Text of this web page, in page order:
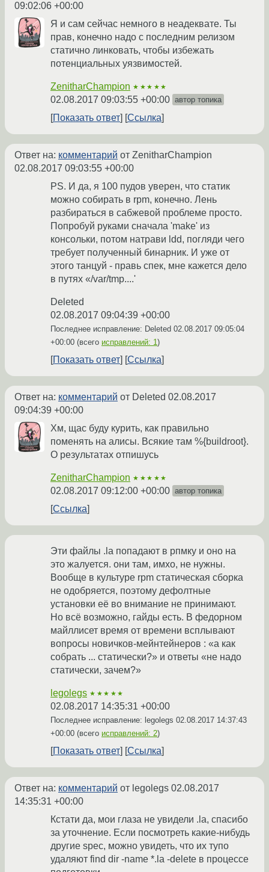
09:02:06 +00:00
Я и сам сейчас немного в неадеквате. Ты
прав, конечно надо с последним релизом
статично линковать, чтобы избежать
потенциальных уязвимостей.
ZenitharChampion ★★★★★
02.08.2017 09:03:55 +00:00 автор топика
Показать ответ Ссылка
Ответ на: комментарий от ZenitharChampion
02.08.2017 09:03:55 +00:00
PS. И да, я 100 пудов уверен, что статик
можно собирать в rpm, конечно. Лень
разбираться в сабжевой проблеме просто.
Попробуй руками сначала 'make' из
консольки, потом натрави ldd, погляди чего
требует полученный бинарник. И уже от
этого танцуй - правь спек, мне кажется дело
в путях «/var/tmp....'
Deleted
02.08.2017 09:04:39 +00:00
Последнее исправление: Deleted 02.08.2017 09:05:04
+00:00 (всего исправлений: 1)
Показать ответ Ссылка
Ответ на: комментарий от Deleted 02.08.2017
09:04:39 +00:00
Хм, щас буду курить, как правильно
поменять на алисы. Всякие там %{buildroot}.
О результатах отпишусь
ZenitharChampion ★★★★★
02.08.2017 09:12:00 +00:00 автор топика
Ссылка
Эти файлы .la попадают в рпмку и оно на
это жалуется. они там, имхо, не нужны.
Вообще в культуре rpm статическая сборка
не одобряется, поэтому дефолтные
установки её во внимание не принимают.
Но всё возможно, гайды есть. В федорном
майллисет время от времени всплывают
вопросы новичков-мейнтейнеров : «а как
собрать ... статически?» и ответы «не надо
статически, зачем?»
legolegs ★★★★★
02.08.2017 14:35:31 +00:00
Последнее исправление: legolegs 02.08.2017 14:37:43
+00:00 (всего исправлений: 2)
Показать ответ Ссылка
Ответ на: комментарий от legolegs 02.08.2017
14:35:31 +00:00
Кстати да, мои глаза не увидели .la, спасибо
за уточнение. Если посмотреть какие-нибудь
другие spec, можно увидеть, что их тупо
удаляют find dir -name *.la -delete в процессе